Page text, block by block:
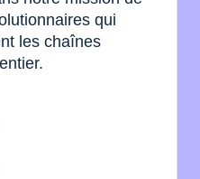
qui
les chaînes